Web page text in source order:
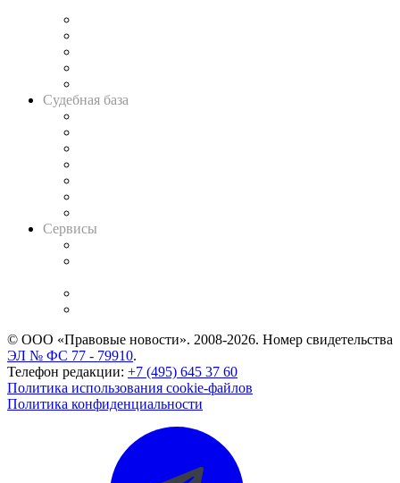
Судебная база
Сервисы
© ООО «Правовые новости». 2008-2026. Номер свидетельства
ЭЛ № ФС 77 - 79910.
Телефон редакции: +7 (495) 645 37 60
Политика использования cookie-файлов
Политика конфиденциальности